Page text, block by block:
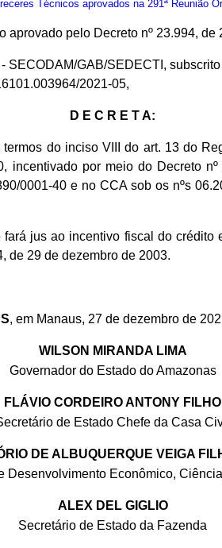
Técnicos aprovados na 291ª Reunião
aprovado pelo Decreto nº 23.994, de
SECODAM/GAB/SEDECTI,
2021-05,
D E C R E T A:
do inciso VIII do art. 13 do
incentivado por meio do Decreto
0001-40 e no CCA sob os nºs
fará jus ao incentivo fiscal do
de 29 de dezembro de 2003.
, em Manaus, 27 de dezembro de
WILSON MIRANDA LIMA
Governador do Estado do Amazonas
FLÁVIO CORDEIRO ANTONY FILHO
de Estado Chefe da Casa
DE ALBUQUERQUE VEIGA
Desenvolvimento Econômico,
ALEX DEL GIGLIO
Secretário de Estado da Fazenda